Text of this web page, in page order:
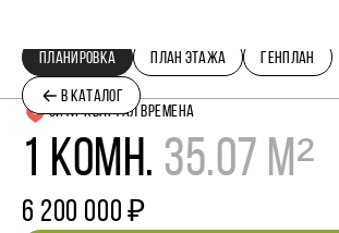
В КАТАЛОГ
ПЛАНИРОВКА ПЛАН ЭТАЖА ГЕНПЛАН
СИТИ-КВАРТАЛ ВРЕМЕНА
1 КОМН. 35.07 М²
6 200 000 ₽